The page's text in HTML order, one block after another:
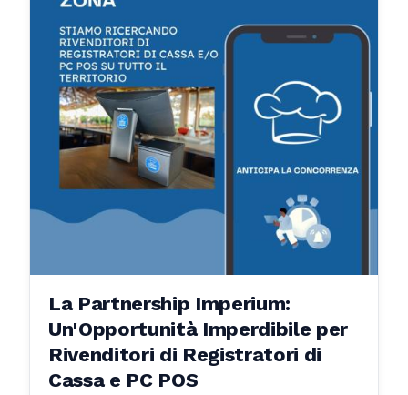
La Partnership Imperium:
Un'Opportunità Imperdibile per
Rivenditori di Registratori di
Cassa e PC POS